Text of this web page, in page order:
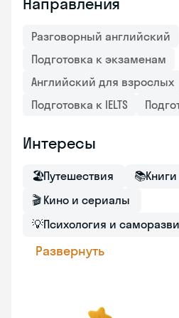
Разговорный английский
Подготовка к экзаменам
Английский для взрослых
Подготовка к IELTS
Интересы
🏖Путешествия 📚Книги
🎬 Кино и сериалы
💡Психология и
Развернуть